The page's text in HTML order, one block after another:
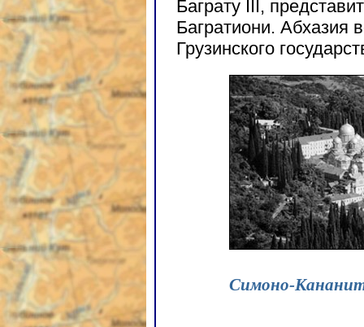
Баграту III,
Багратиони. Абхазия
Грузинского
Симоно-